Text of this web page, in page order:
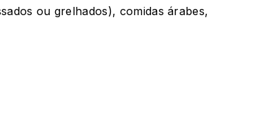
ou grelhados), comidas árabes,